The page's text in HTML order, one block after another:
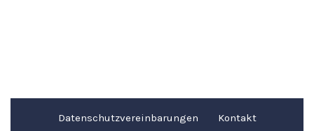
Datenschutzvereinbarungen
Kontakt